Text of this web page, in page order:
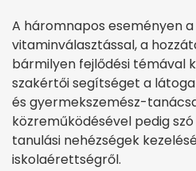
A háromnapos eseményen
vitaminválasztással, a
bármilyen fejlődési témával
szakértői segítséget a
és gyermekszemész-
közreműködésével pedig
tanulási nehézségek
iskolaérettségről.